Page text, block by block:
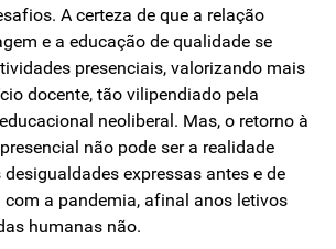
A certeza de que a relação
e a educação de qualidade se
presenciais, valorizando mais
docente, tão vilipendiado pela
neoliberal. Mas, o retorno à
não pode ser a realidade
expressas antes e de
a pandemia, afinal anos letivos
humanas não.